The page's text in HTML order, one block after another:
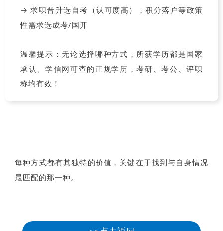
→ 求职晋升选自考（认可度高），积分落户等政策
性需求选成考/国开
温馨提示：无论选择哪种方式，所获学历都是国家
承认、学信网可查的正规学历，考研、考公、评职
称均有效！
每种方式都有其独特的价值，关键在于找到与自身情况
最匹配的那一种。